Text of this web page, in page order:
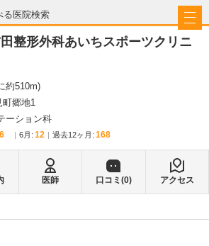
る医院検索
整形外科あいちスポーツクリニ
約510m)
町郷地1
ーション科
6月 : 12 過去12ヶ月: 168
医師 口コミ(0) アクセス